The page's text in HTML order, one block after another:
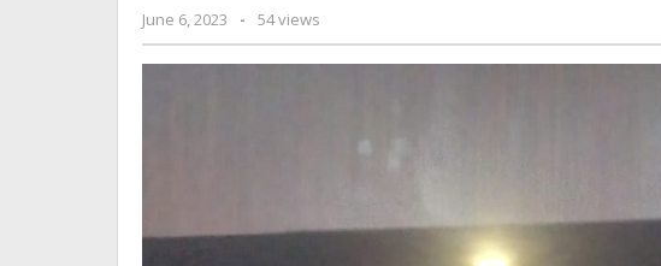
di
June 6, 2023
by
Jurnalsiber
- 54 views